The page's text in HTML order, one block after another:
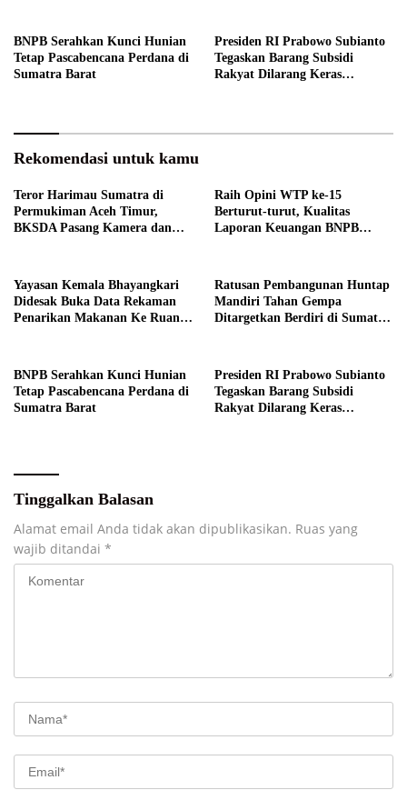
BNPB Serahkan Kunci Hunian
Tetap Pascabencana Perdana di
Sumatra Barat
Presiden RI Prabowo Subianto
Tegaskan Barang Subsidi
Rakyat Dilarang Keras
Rekomendasi untuk kamu
Teror Harimau Sumatra di
Permukiman Aceh Timur,
BKSDA Pasang Kamera dan
Raih Opini WTP ke-15
Berturut-turut, Kualitas
Laporan Keuangan BNPB
Yayasan Kemala Bhayangkari
Didesak Buka Data Rekaman
Penarikan Makanan Ke Ruang
Ratusan Pembangunan Huntap
Mandiri Tahan Gempa
Ditargetkan Berdiri di Sumatra
BNPB Serahkan Kunci Hunian
Tetap Pascabencana Perdana di
Sumatra Barat
Presiden RI Prabowo Subianto
Tegaskan Barang Subsidi
Rakyat Dilarang Keras
Tinggalkan Balasan
Alamat email Anda tidak akan dipublikasikan. Ruas yang
wajib ditandai *